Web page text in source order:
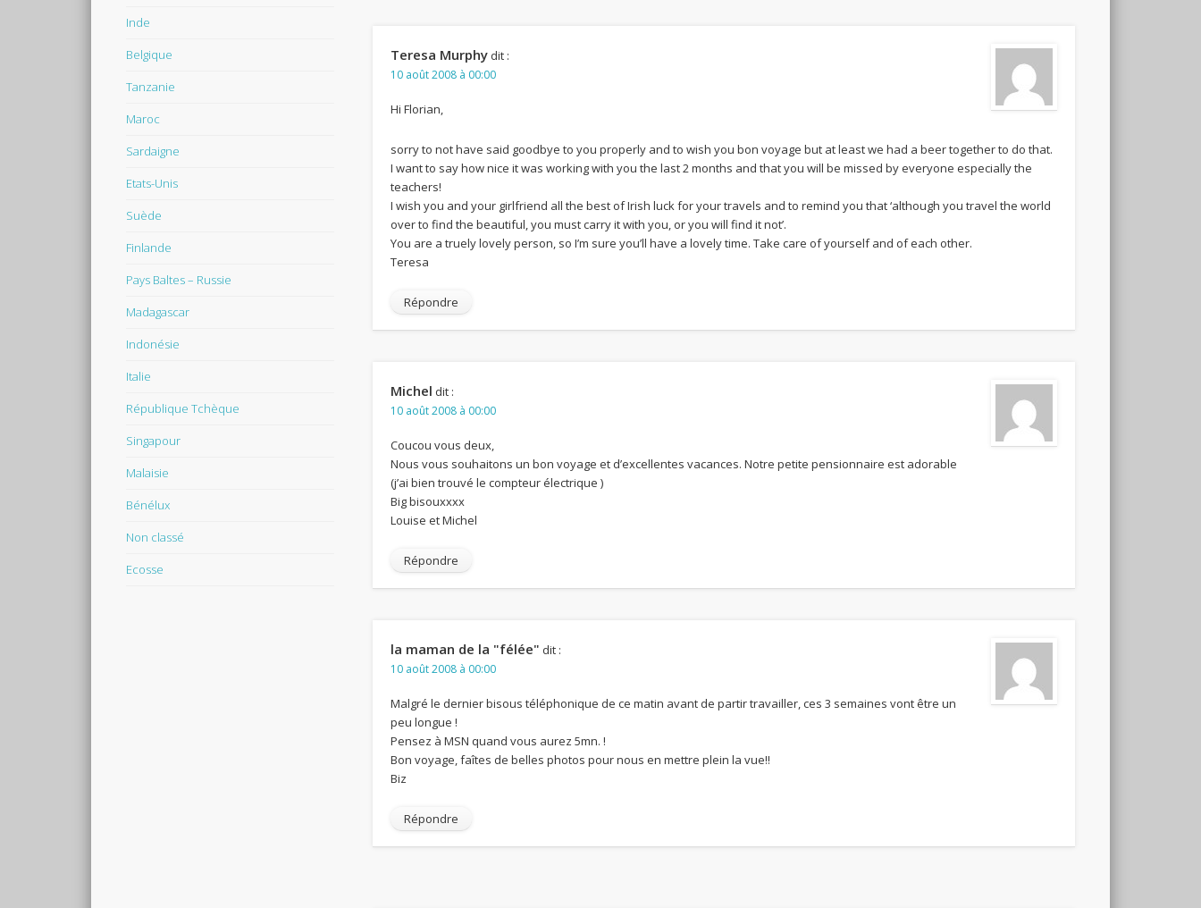
Teresa Murphy dit :
10 août 2008 à 00:00
Hi Florian,
sorry to not have said goodbye to you properly and to wish you bon voyage but at least we had a beer together to do that.
I want to say how nice it was working with you the last 2 months and that you will be missed by everyone especially the
teachers!
I wish you and your girlfriend all the best of Irish luck for your travels and to remind you that ‘although you travel the world
over to find the beautiful, you must carry it with you, or you will find it not’.
You are a truely lovely person, so I’m sure you’ll have a lovely time. Take care of yourself and of each other.
Teresa
Répondre
Michel dit :
10 août 2008 à 00:00
Coucou vous deux,
Nous vous souhaitons un bon voyage et d’excellentes vacances. Notre petite pensionnaire est adorable
(j’ai bien trouvé le compteur électrique )
Big bisouxxxx
Louise et Michel
Répondre
la maman de la "félée" dit :
10 août 2008 à 00:00
Malgré le dernier bisous téléphonique de ce matin avant de partir travailler, ces 3 semaines vont être un
peu longue !
Pensez à MSN quand vous aurez 5mn. !
Bon voyage, faîtes de belles photos pour nous en mettre plein la vue!!
Biz
Répondre
Inde
Belgique
Tanzanie
Maroc
Sardaigne
Etats-Unis
Suède
Finlande
Pays Baltes – Russie
Madagascar
Indonésie
Italie
République Tchèque
Singapour
Malaisie
Bénélux
Non classé
Ecosse